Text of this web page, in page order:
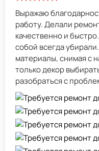
Выражаю
работу. Делали
качественно и
собой всегда
материалы, снимая с
только декор
разобраться с